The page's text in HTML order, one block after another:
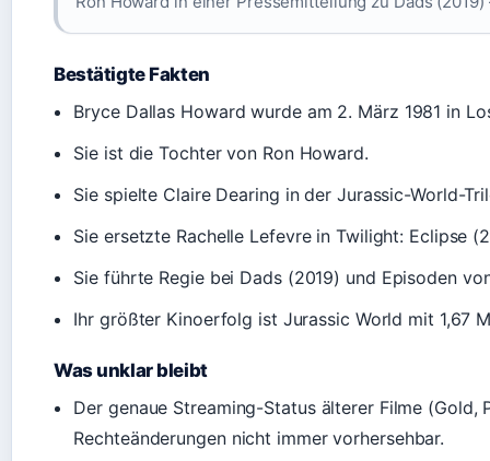
Bestätigte Fakten
Bryce Dallas Howard wurde am 2. März 1981 in
Sie ist die Tochter von Ron Howard.
Sie spielte Claire Dearing in der Jurassic-World-
Sie ersetzte Rachelle Lefevre in Twilight: Eclipse
Sie führte Regie bei Dads (2019) und Episoden
Ihr größter Kinoerfolg ist Jurassic World mit 1,67
Was unklar bleibt
Der genaue Streaming-Status älterer Filme (Gold,
Rechteänderungen nicht immer vorhersehbar.